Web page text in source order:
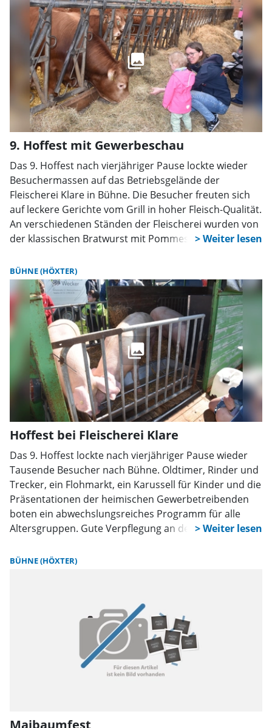
gefächertes Ehrenamt, das einen wichtigen Beitrag für
die Ortschaft leiste, denn die zeitgemäße Ausübung
dieses Amtes beschäftige sich mit der Gegenwart und
der Gestaltung der Zukunft, so der erste Bürger der
Orgelstadt.
9. Hoffest mit Gewerbeschau
Das 9. Hoffest nach vierjähriger Pause lockte wieder
Besuchermassen auf das Betriebsgelände der
Fleischerei Klare in Bühne. Die Besucher freuten sich
auf leckere Gerichte vom Grill in hoher Fleisch-Qualität.
An verschiedenen Ständen der Fleischerei wurden von
der klassischen Bratwurst mit Pommes bis zum
Gerichte angeboten.
BÜHNE (HÖXTER)
Hoffest bei Fleischerei Klare
Das 9. Hoffest lockte nach vierjähriger Pause wieder
Tausende Besucher nach Bühne. Oldtimer, Rinder und
Trecker, ein Flohmarkt, ein Karussell für Kinder und die
Präsentationen der heimischen Gewerbetreibenden
boten ein abwechslungsreiches Programm für alle
Altersgruppen. Gute Verpflegung an den
Warburger Brauerei war gesichert.
BÜHNE (HÖXTER)
Maibaumfest